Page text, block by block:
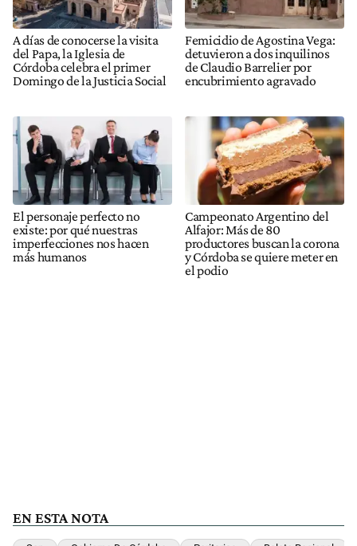
A días de conocerse la visita
del Papa, la Iglesia de
Córdoba celebra el primer
Domingo de la Justicia Social
Femicidio de Agostina Vega:
detuvieron a dos inquilinos
de Claudio Barrelier por
encubrimiento agravado
El personaje perfecto no
existe: por qué nuestras
imperfecciones nos hacen
más humanos
Campeonato Argentino del
Alfajor: Más de 80
productores buscan la corona
y Córdoba se quiere meter en
el podio
EN ESTA NOTA